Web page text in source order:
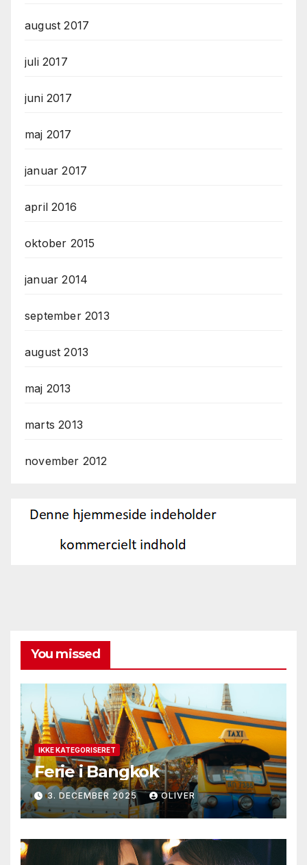
august 2017
juli 2017
juni 2017
maj 2017
januar 2017
april 2016
oktober 2015
januar 2014
september 2013
august 2013
maj 2013
marts 2013
november 2012
You missed
IKKE KATEGORISERET
Ferie i Bangkok
3. DECEMBER 2025 OLIVER